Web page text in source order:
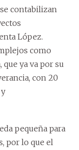
contabilizan
López.
como
ya va por su
con 20
pequeña para
por lo que el